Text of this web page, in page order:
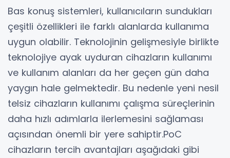
Bas konuş sistemleri, kullanıcıların sundukları
çeşitli özellikleri ile farklı alanlarda kullanıma
uygun olabilir. Teknolojinin gelişmesiyle birlikte
teknolojiye ayak uyduran cihazların kullanımı
ve kullanım alanları da her geçen gün daha
yaygın hale gelmektedir. Bu nedenle yeni nesil
telsiz cihazların kullanımı çalışma süreçlerinin
daha hızlı adımlarla ilerlemesini sağlaması
açısından önemli bir yere sahiptir.PoC
cihazların tercih avantajları aşağıdaki gibi